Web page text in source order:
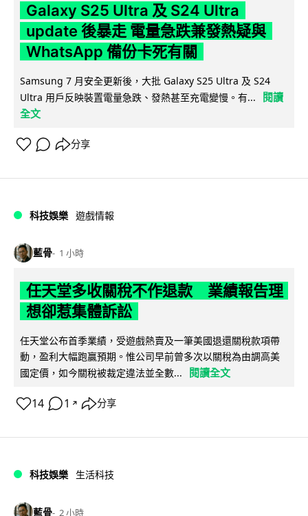
Galaxy S25 Ultra 及 S24 Ultra
update 後暴走 電量急跌兼發熱疑與
WhatsApp 備份卡死有關
Samsung 7 月安全更新後，大批 Galaxy S25 Ultra 及 S24
Ultra 用戶反映裝置電量急跌、發熱甚至充電變慢。有...
閱讀
全文
分享
科技娛樂 遊戲情報
藍骨 1 小時
任天堂多收關稅不作退款 業績報告理
想卻惹集體訴訟
任天堂公布首季業績，受遊戲熱賣及一筆美國退還關稅款項帶
動，盈利大幅跑贏預期。惟公司早前曾多次以關稅為由調高美
國定價，如今關稅被裁定違法並全數...
閱讀全文
14 1 ↗ 分享
科技娛樂 生活科技
藍骨 2 小時